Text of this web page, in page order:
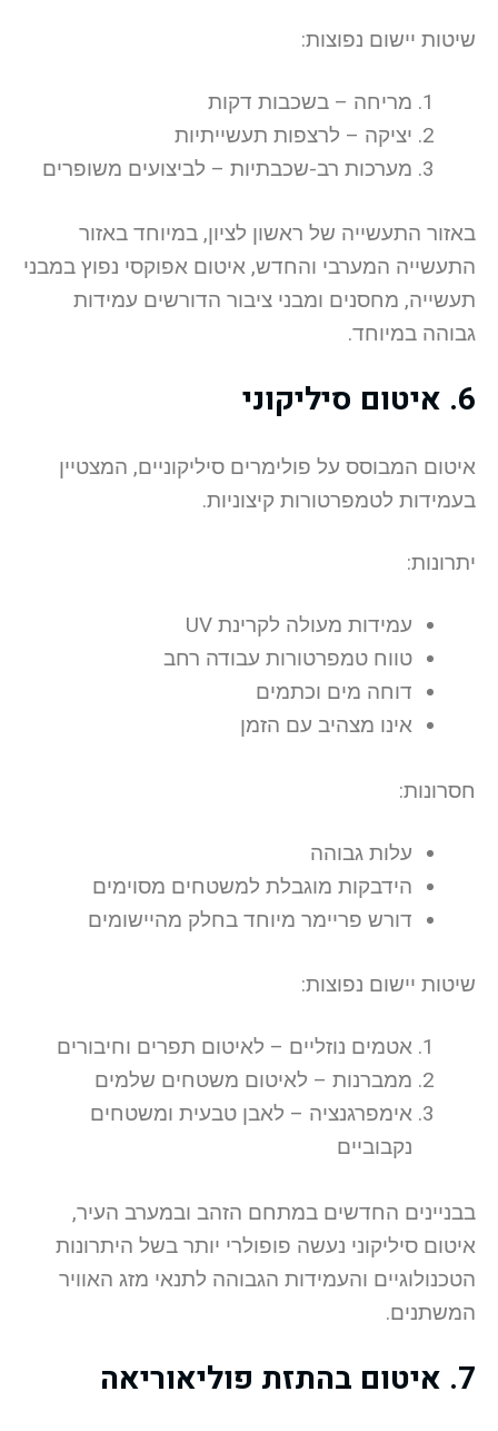
שיטות יישום נפוצות:
מריחה – בשכבות דקות
יציקה – לרצפות תעשייתיות
מערכות רב-שכבתיות – לביצועים משופרים
באזור התעשייה של ראשון לציון, במיוחד באזור
התעשייה המערבי והחדש, איטום אפוקסי נפוץ במבני
תעשייה, מחסנים ומבני ציבור הדורשים עמידות
גבוהה במיוחד.
6. איטום סיליקוני
איטום המבוסס על פולימרים סיליקוניים, המצטיין
בעמידות לטמפרטורות קיצוניות.
יתרונות:
עמידות מעולה לקרינת UV
טווח טמפרטורות עבודה רחב
דוחה מים וכתמים
אינו מצהיב עם הזמן
חסרונות:
עלות גבוהה
הידבקות מוגבלת למשטחים מסוימים
דורש פריימר מיוחד בחלק מהיישומים
שיטות יישום נפוצות:
אטמים נוזליים – לאיטום תפרים וחיבורים
ממברנות – לאיטום משטחים שלמים
אימפרגנציה – לאבן טבעית ומשטחים
נקבוביים
בבניינים החדשים במתחם הזהב ובמערב העיר,
איטום סיליקוני נעשה פופולרי יותר בשל היתרונות
הטכנולוגיים והעמידות הגבוהה לתנאי מזג האוויר
המשתנים.
7. איטום בהתזת פוליאוריאה